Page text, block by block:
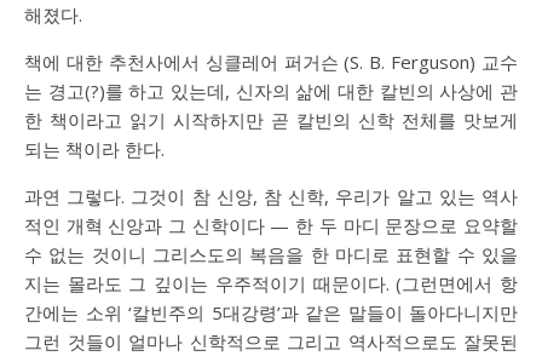
해졌다.
책에 대한 추천사에서 싱클레어 퍼거슨 (S. B. Ferguson) 교수
는 경고(?)를 하고 있는데, 신자의 삶에 대한 칼빈의 사상에 관
한 책이라고 읽기 시작하지만 곧 칼빈의 신학 전체를 맛보게
되는 책이라 한다.
과연 그렇다. 그것이 참 신앙, 참 신학, 우리가 알고 있는 역사
적인 개혁 신앙과 그 신학이다 — 한 두 마디 문장으로 요약할
수 없는 것이니 그리스도의 복음을 한 마디로 표현할 수 있을
지는 몰라도 그 깊이는 우주적이기 때문이다. (그런면에서 항
간에는 소위 ‘칼빈주의 5대강령’과 같은 말들이 돌아다니지만
그런 것들이 얼마나 신학적으로 그리고 역사적으로도 잘못된